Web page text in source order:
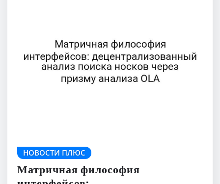
НОВОСТИ ПЛЮС
Матричная философия